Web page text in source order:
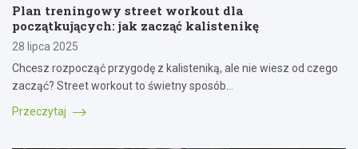
Plan treningowy street workout dla
początkujących: jak zacząć kalistenikę
28 lipca 2025
Chcesz rozpocząć przygodę z kalisteniką, ale nie wiesz od czego
zacząć? Street workout to świetny sposób…
Przeczytaj